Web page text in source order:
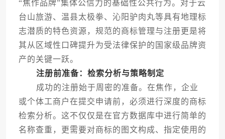
“焦作品牌”集体公信力的基础性公共行为。对于云
台山旅游、温县太极拳、沁阳驴肉丸等具有地理标
志潜质的特色资源，规范的商标管理与注册更是将
其从区域性口碑提升为受法律保护的国家级品牌资
产的关键一跃。
注册前准备：检索分析与策略制定
成功的注册始于周密的准备。在焦作，企业
或个体工商户在提交申请前，必须进行深度的商标
检索分析。这不仅仅是在官方数据库中进行简单的
名称查重，更需要对商标的图文构成、指定使用的